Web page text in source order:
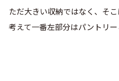
ただ大きい収納ではなく、そ
考えて一番左部分はパントリー